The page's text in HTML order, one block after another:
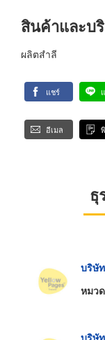
สินค้าและบ
ผลิตสำลี
แชร์
อีเมล
ธุ
บริษั
หมว
บริษั